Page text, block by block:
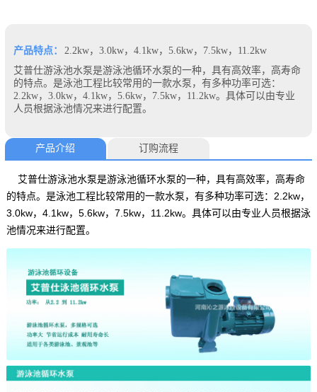
产品特点：
2.2kw，3.0kw，4.1kw，5.6kw，7.5kw，11.2kw
艾普仕游泳池水泵是游泳池循环水泵的一种，具有高效率，高寿命
的特点。是泳池工程比较常用的一款水泵，有多种功率可选：
2.2kw，3.0kw，4.1kw，5.6kw，7.5kw，11.2kw。具体可以由专业
人员根据泳池情况来进行配置。
产品介绍 订购流程
艾普仕游泳池水泵是游泳池循环水泵的一种，具有高效率，高寿命
的特点。是泳池工程比较常用的一款水泵，有多种功率可选：2.2kw，
3.0kw，4.1kw，5.6kw，7.5kw，11.2kw。具体可以由专业人员根据泳
池情况来进行配置。